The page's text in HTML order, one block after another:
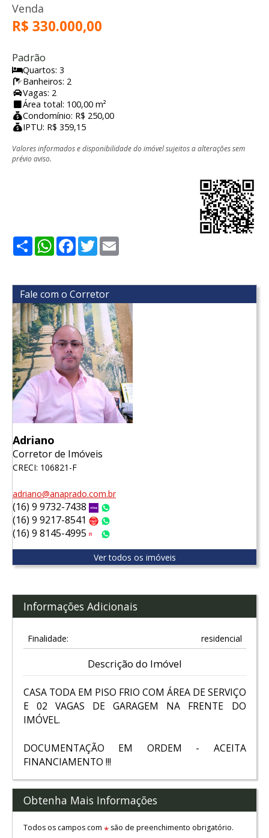
Venda
R$ 330.000,00
Padrão
Quartos: 3
Banheiros: 2
Vagas: 2
Área total: 100,00 m²
Condomínio: R$ 250,00
IPTU: R$ 359,15
Valores informados e disponibilidade do imóvel sujeitos a alterações sem
prévio aviso.
ShareWhatsApp
Facebook
Twitter
Fale com o Corretor
Adriano
Corretor de Imóveis
CRECI: 106821-F
adriano@anaprado.com.br
(16) 9 9732-7438 Vivo
(16) 9 9217-8541 Claro
(16) 9 8145-4995 Tim
Ver todos os imóveis
Informações Adicionais
Finalidade: residencial
Descrição do Imóvel
CASA TODA EM PISO FRIO COM ÁREA DE SERVIÇO
E 02 VAGAS DE GARAGEM NA FRENTE DO
IMÓVEL.
DOCUMENTAÇÃO EM ORDEM - ACEITA
FINANCIAMENTO !!!
Obtenha Mais Informações
Todos os campos com *são de preenchimento obrigatório.